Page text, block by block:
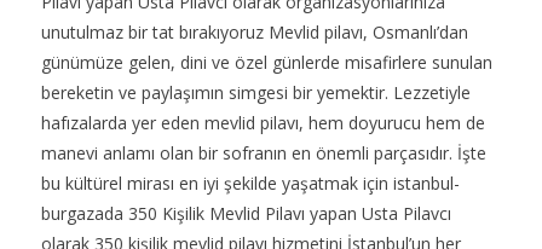
unutulmaz bir tat bırakıyoruz Mevlid pilavı, Osmanlı’dan
günümüze gelen, dini ve özel günlerde misafirlere sunulan
bereketin ve paylaşımın simgesi bir yemektir. Lezzetiyle
hafızalarda yer eden mevlid pilavı, hem doyurucu hem de
manevi anlamı olan bir sofranın en önemli parçasıdır. İşte
bu kültürel mirası en iyi şekilde yaşatmak için istanbul-
burgazada 350 Kişilik Mevlid Pilavı yapan Usta Pilavcı
olarak 350 kişilik mevlid pilavı hizmetini İstanbul’un her